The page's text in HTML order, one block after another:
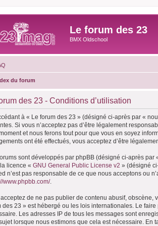
Le forum des 23
BMX Oldschool
du forum
des 23 - Conditions d’utilisation
à « Le forum des 23 » (désigné ci-après par «
Si vous n’acceptez pas d’être légalement
et nous ferons tout pour que vous en soyez
ont été effectués, vous acceptez d’être
sont développés par phpBB (désigné ci-après
licence « GNU General Public License v2 » (désigné
n’est pas responsable de ce que nous acceptons ou
www.phpbb.com/.
de ne pas publier de contenu abusif,
des 23 » est hébergé ou les lois internationales. Le
Les adresses IP de tous les messages sont
lorsque nous estimons que cela est nécessaire. En